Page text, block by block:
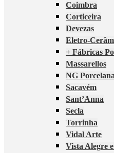
Coimbra
Corticeira
Devezas
Eletro-
+ Fábricas
Massarellos
NG
Sacavém
Sant’Anna
Secla
Torrinha
Vidal Arte
Vista Alegre